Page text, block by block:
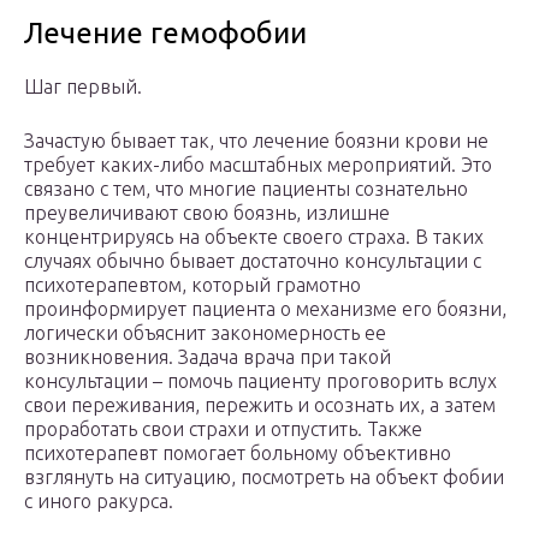
Лечение гемофобии
Шаг первый.
Зачастую бывает так, что лечение боязни крови не
требует каких-либо масштабных мероприятий. Это
связано с тем, что многие пациенты сознательно
преувеличивают свою боязнь, излишне
концентрируясь на объекте своего страха. В таких
случаях обычно бывает достаточно консультации с
психотерапевтом, который грамотно
проинформирует пациента о механизме его боязни,
логически объяснит закономерность ее
возникновения. Задача врача при такой
консультации – помочь пациенту проговорить вслух
свои переживания, пережить и осознать их, а затем
проработать свои страхи и отпустить. Также
психотерапевт помогает больному объективно
взглянуть на ситуацию, посмотреть на объект фобии
с иного ракурса.